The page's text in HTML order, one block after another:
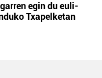
egin du euli-
Txapelketan